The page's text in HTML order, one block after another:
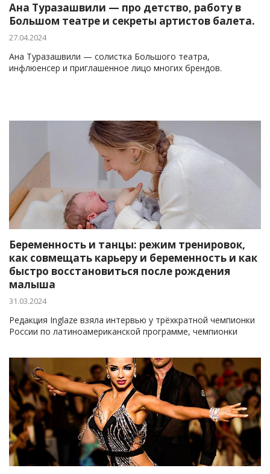
Ана Туразашвили — про детство, работу в
Большом театре и секреты артистов балета.
27.04.2024
Ана Туразашвили — солистка Большого театра,
инфлюенсер и приглашенное лицо многих брендов.
Беременность и танцы: режим тренировок,
как совмещать карьеру и беременность и как
быстро восстановиться после рождения
малыша
31.03.2024
Редакция Inglaze взяла интервью у трёхкратной чемпионки
России по латиноамериканской программе, чемпионки